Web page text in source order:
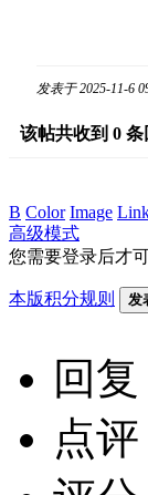
发表于 2025-11-6
该帖共收到 0 条
B Color Image
高级模式
您需要登录后才
本版积分规则 发
回复
点评